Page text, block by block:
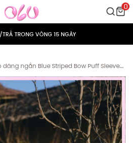
0
CHUYỂN CHO MỌI ĐƠN HÀNG
TRONG VÒNG 15 NGÀY
CHO MỌI ĐƠN HÀNG
TRONG VÒNG 15 NGÀY
5% CHO MỌI ĐƠN HÀNG
dáng ngắn Blue Striped Bow Puff Sleeves